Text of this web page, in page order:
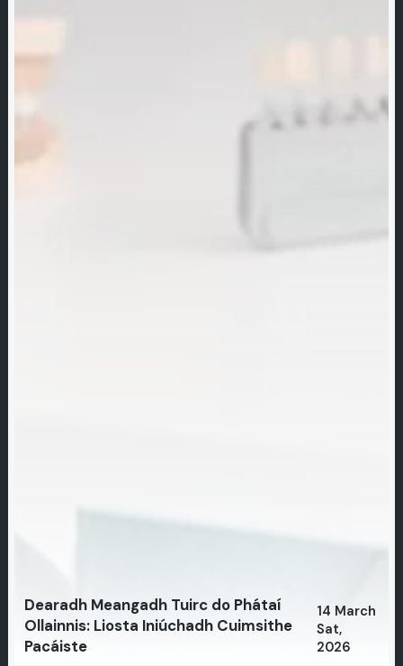
Dearadh Meangadh Tuirc do Phátaí
Ollainnis: Liosta Iniúchadh Cuimsithe
Pacáiste
14 March
Sat,
2026